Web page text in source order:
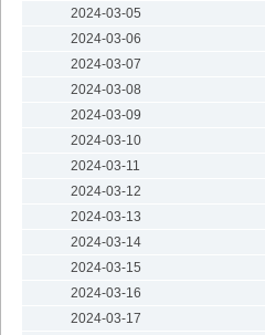
2024-03-05
2024-03-06
2024-03-07
2024-03-08
2024-03-09
2024-03-10
2024-03-11
2024-03-12
2024-03-13
2024-03-14
2024-03-15
2024-03-16
2024-03-17